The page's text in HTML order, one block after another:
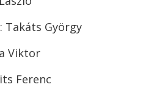
Takáts György
Viktor
Ferenc